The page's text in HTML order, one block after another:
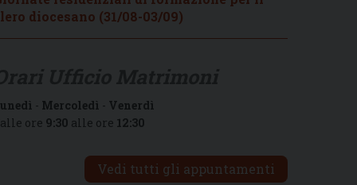
diocesano (31/08-03/09)
- Mercoledì - Venerdì
ore 9:30 alle ore 12:30
Vedi tutti gli appuntamenti